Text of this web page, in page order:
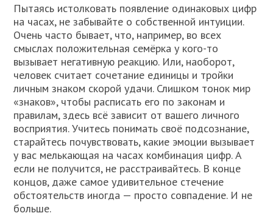
Пытаясь истолковать появление одинаковых цифр
на часах, не забывайте о собственной интуиции.
Очень часто бывает, что, например, во всех
смыслах положительная семёрка у кого-то
вызывает негативную реакцию. Или, наоборот,
человек считает сочетание единицы и тройки
личным знаком скорой удачи. Слишком тонок мир
«знаков», чтобы расписать его по законам и
правилам, здесь всё зависит от вашего личного
восприятия. Учитесь понимать своё подсознание,
старайтесь почувствовать, какие эмоции вызывает
у вас мелькающая на часах комбинация цифр. А
если не получится, не расстраивайтесь. В конце
концов, даже самое удивительное стечение
обстоятельств иногда — просто совпадение. И не
больше.